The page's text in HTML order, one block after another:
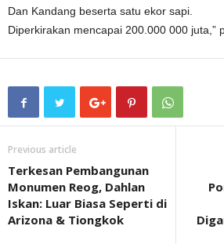
Dan Kandang beserta satu ekor sapi.
Diperkirakan mencapai 200.000 000 juta,”
Previous article
Terkesan Pembangunan
Monumen Reog, Dahlan
Iskan: Luar Biasa Seperti di
Arizona & Tiongkok